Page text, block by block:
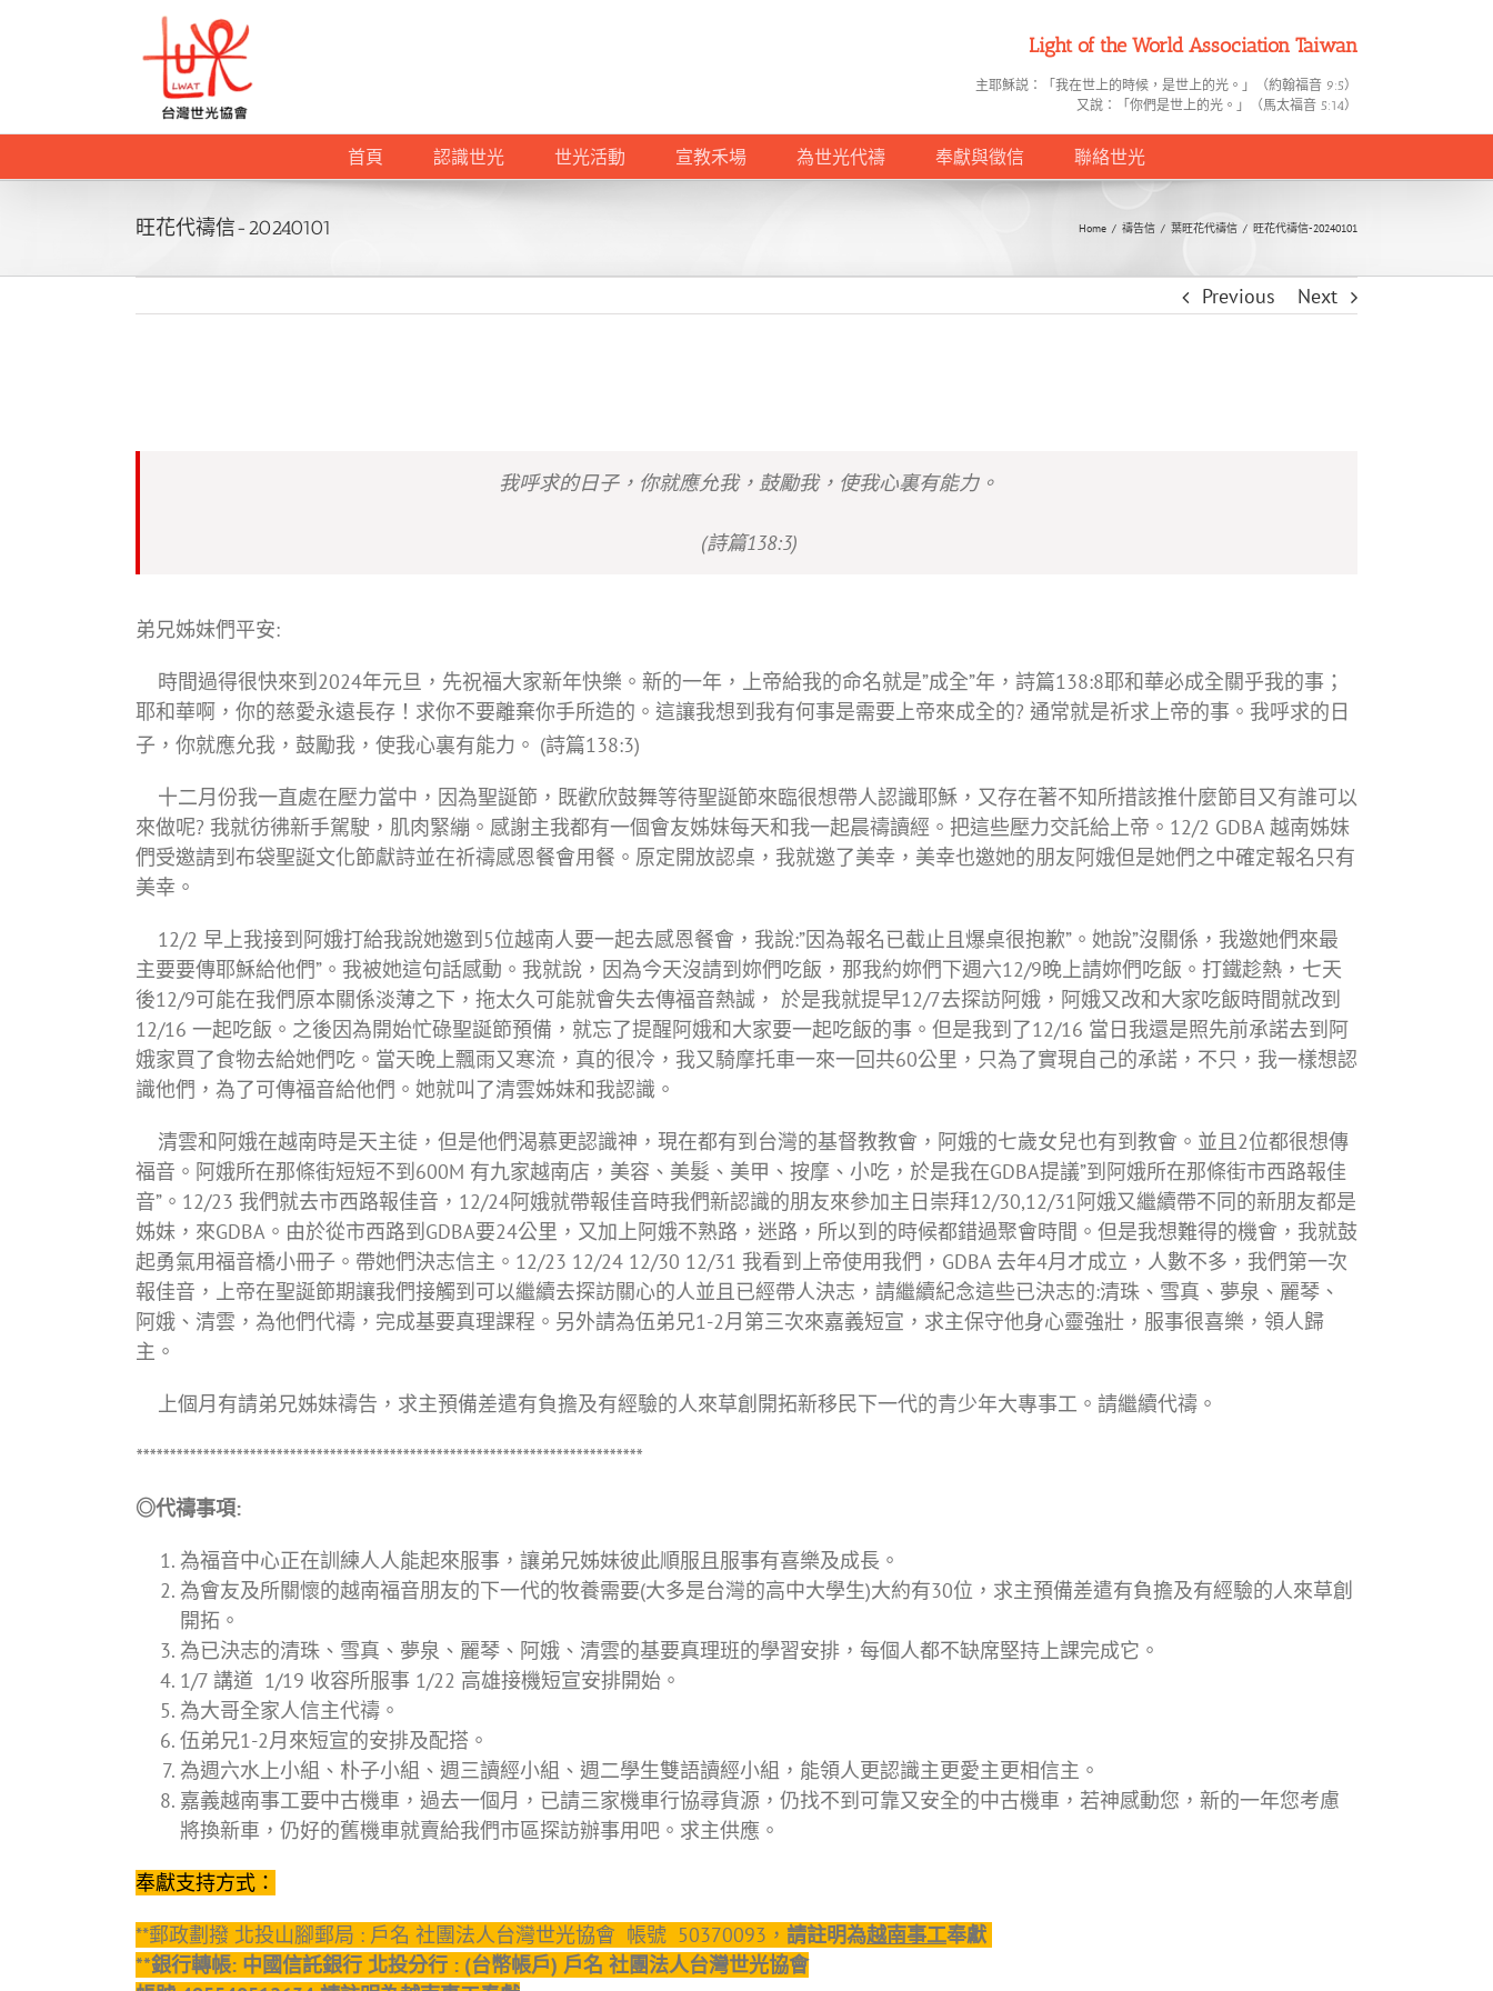
Light of the World Association Taiwan
主耶穌説：「我在世上的時候，是世上的光。」（約翰福音 9:5）
又說：「你們是世上的光。」（馬太福音 5:14）
首頁 認識世光 世光活動 宣教禾場 為世光代禱 奉獻與徵信 聯絡世光
旺花代禱信-20240101 Home / 禱告信 / 葉旺花代禱信 / 旺花代禱信-20240101
Previous Next
我呼求的日子，你就應允我，鼓勵我，使我心裏有能力。
(詩篇138:3)
弟兄姊妹們平安:
時間過得很快來到2024年元旦，先祝福大家新年快樂。新的一年，上帝給我的命名就是”成全”年，詩篇138:8耶和華必成全關乎我的事；
耶和華啊，你的慈愛永遠長存！求你不要離棄你手所造的。這讓我想到我有何事是需要上帝來成全的? 通常就是祈求上帝的事。我呼求的日
子，你就應允我，鼓勵我，使我心裏有能力。 (詩篇138:3)
十二月份我一直處在壓力當中，因為聖誕節，既歡欣鼓舞等待聖誕節來臨很想帶人認識耶穌，又存在著不知所措該推什麼節目又有誰可以
來做呢? 我就彷彿新手駕駛，肌肉緊繃。感謝主我都有一個會友姊妹每天和我一起晨禱讀經。把這些壓力交託給上帝。12/2 GDBA 越南姊妹
們受邀請到布袋聖誕文化節獻詩並在祈禱感恩餐會用餐。原定開放認桌，我就邀了美幸，美幸也邀她的朋友阿娥但是她們之中確定報名只有
美幸。
12/2 早上我接到阿娥打給我說她邀到5位越南人要一起去感恩餐會，我說:”因為報名已截止且爆桌很抱歉”。她說”沒關係，我邀她們來最
主要要傳耶穌給他們”。我被她這句話感動。我就說，因為今天沒請到妳們吃飯，那我約妳們下週六12/9晚上請妳們吃飯。打鐵趁熱，七天
後12/9可能在我們原本關係淡薄之下，拖太久可能就會失去傳福音熱誠， 於是我就提早12/7去探訪阿娥，阿娥又改和大家吃飯時間就改到
12/16 一起吃飯。之後因為開始忙碌聖誕節預備，就忘了提醒阿娥和大家要一起吃飯的事。但是我到了12/16 當日我還是照先前承諾去到阿
娥家買了食物去給她們吃。當天晚上飄雨又寒流，真的很冷，我又騎摩托車一來一回共60公里，只為了實現自己的承諾，不只，我一樣想認
識他們，為了可傳福音給他們。她就叫了清雲姊妹和我認識。
清雲和阿娥在越南時是天主徒，但是他們渴慕更認識神，現在都有到台灣的基督教教會，阿娥的七歲女兒也有到教會。並且2位都很想傳
福音。阿娥所在那條街短短不到600M 有九家越南店，美容、美髮、美甲、按摩、小吃，於是我在GDBA提議”到阿娥所在那條街市西路報佳
音”。12/23 我們就去市西路報佳音，12/24阿娥就帶報佳音時我們新認識的朋友來參加主日崇拜12/30,12/31阿娥又繼續帶不同的新朋友都是
姊妹，來GDBA。由於從市西路到GDBA要24公里，又加上阿娥不熟路，迷路，所以到的時候都錯過聚會時間。但是我想難得的機會，我就鼓
起勇氣用福音橋小冊子。帶她們決志信主。12/23 12/24 12/30 12/31 我看到上帝使用我們，GDBA 去年4月才成立，人數不多，我們第一次
報佳音，上帝在聖誕節期讓我們接觸到可以繼續去探訪關心的人並且已經帶人決志，請繼續紀念這些已決志的:清珠、雪真、夢泉、麗琴、
阿娥、清雲，為他們代禱，完成基要真理課程。另外請為伍弟兄1-2月第三次來嘉義短宣，求主保守他身心靈強壯，服事很喜樂，領人歸
主。
上個月有請弟兄姊妹禱告，求主預備差遣有負擔及有經驗的人來草創開拓新移民下一代的青少年大專事工。請繼續代禱。
****************************************************************************
◎代禱事項:
為福音中心正在訓練人人能起來服事，讓弟兄姊妹彼此順服且服事有喜樂及成長。
為會友及所關懷的越南福音朋友的下一代的牧養需要(大多是台灣的高中大學生)大約有30位，求主預備差遣有負擔及有經驗的人來草創
開拓。
為已決志的清珠、雪真、夢泉、麗琴、阿娥、清雲的基要真理班的學習安排，每個人都不缺席堅持上課完成它。
1/7 講道 1/19 收容所服事 1/22 高雄接機短宣安排開始。
為大哥全家人信主代禱。
伍弟兄1-2月來短宣的安排及配搭。
為週六水上小組、朴子小組、週三讀經小組、週二學生雙語讀經小組，能領人更認識主更愛主更相信主。
嘉義越南事工要中古機車，過去一個月，已請三家機車行協尋貨源，仍找不到可靠又安全的中古機車，若神感動您，新的一年您考慮
將換新車，仍好的舊機車就賣給我們市區探訪辦事用吧。求主供應。
奉獻支持方式：
**郵政劃撥 北投山腳郵局 : 戶名 社團法人台灣世光協會 帳號 50370093， 請註明為越南事工奉獻
**銀行轉帳: 中國信託銀行 北投分行 : (台幣帳戶) 戶名 社團法人台灣世光協會